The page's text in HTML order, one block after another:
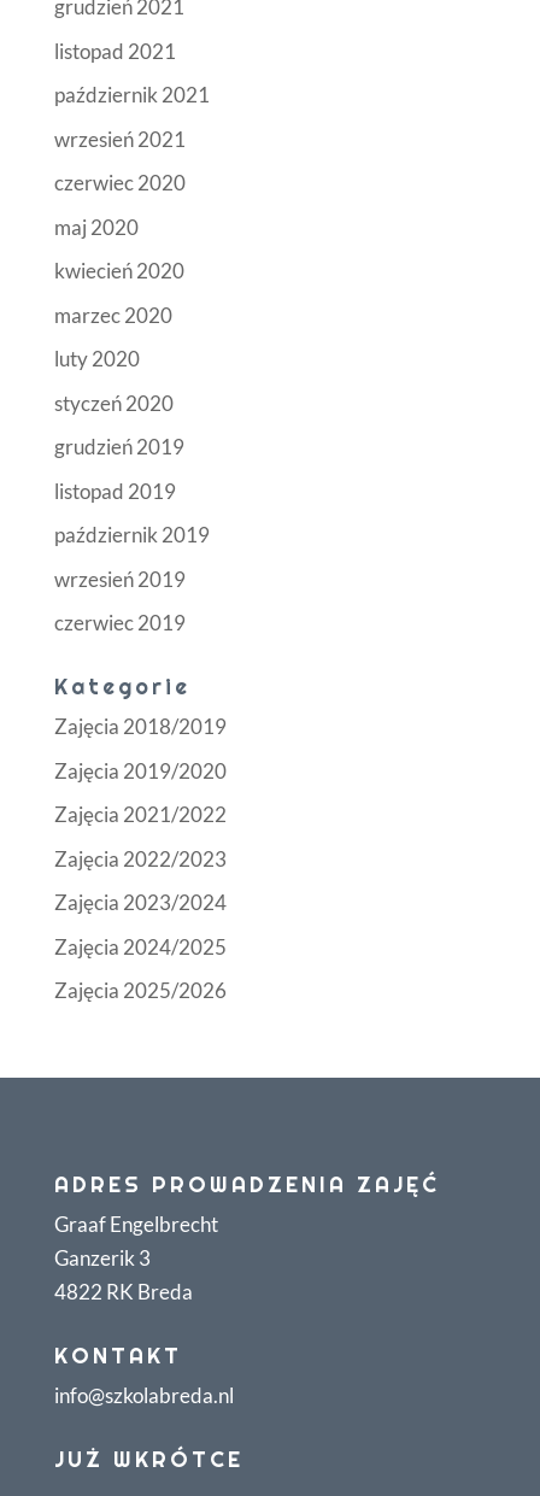
grudzień 2021
listopad 2021
październik 2021
wrzesień 2021
czerwiec 2020
maj 2020
kwiecień 2020
marzec 2020
luty 2020
styczeń 2020
grudzień 2019
listopad 2019
październik 2019
wrzesień 2019
czerwiec 2019
Kategorie
Zajęcia 2018/2019
Zajęcia 2019/2020
Zajęcia 2021/2022
Zajęcia 2022/2023
Zajęcia 2023/2024
Zajęcia 2024/2025
Zajęcia 2025/2026
ADRES PROWADZENIA ZAJĘĆ
Graaf Engelbrecht
Ganzerik 3
4822 RK Breda
KONTAKT
info@szkolabreda.nl
JUŻ WKRÓTCE